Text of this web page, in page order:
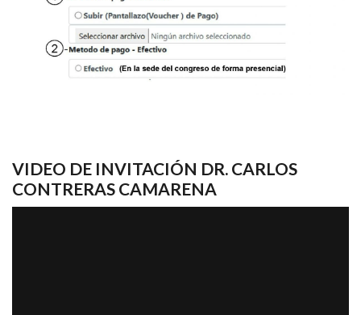
VIDEO DE INVITACIÓN DR. CARLOS
CONTRERAS CAMARENA